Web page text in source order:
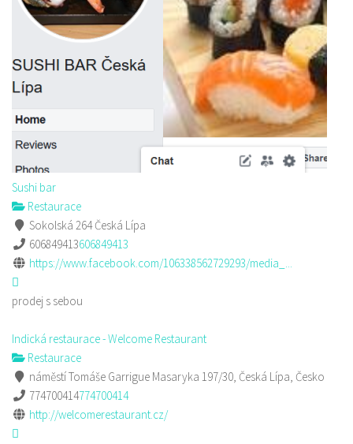
Sushi bar
Restaurace
Sokolská 264 Česká Lípa
606849413606849413
https://www.facebook.com/106338562729293/media_...
prodej s sebou
Indická restaurace - Welcome Restaurant
Restaurace
náměstí Tomáše Garrigue Masaryka 197/30, Česká Lípa, Česko
774700414774700414
http://welcomerestaurant.cz/